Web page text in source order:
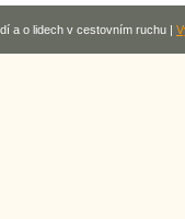
a o lidech v cestovním ruchu |